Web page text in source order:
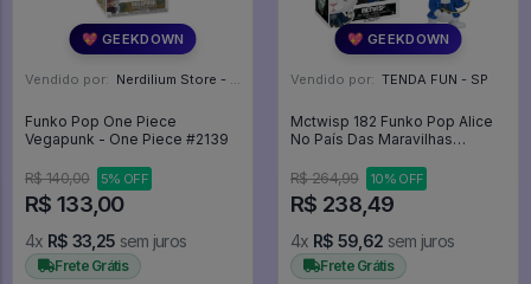
💖 GEEKDOWN
Vendido por: Nerdilium Store - SP
Funko Pop One Piece
Vegapunk - One Piece #2139
R$ 140,00 5% OFF
R$ 133,00
4x R$ 33,25 sem juros
Frete Grátis
💖 GEEKDOWN
Vendido por: TENDA FUN - SP
Mctwisp 182 Funko Pop Alice
No País Das Maravilhas
Through The Looking Glass -
#182 - Funko Pop - #182 -
FUNKO POP #182
R$ 264,99 10% OFF
R$ 238,49
4x R$ 59,62 sem juros
Frete Grátis